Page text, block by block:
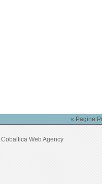
« Pagine
Cobaltica Web Agency